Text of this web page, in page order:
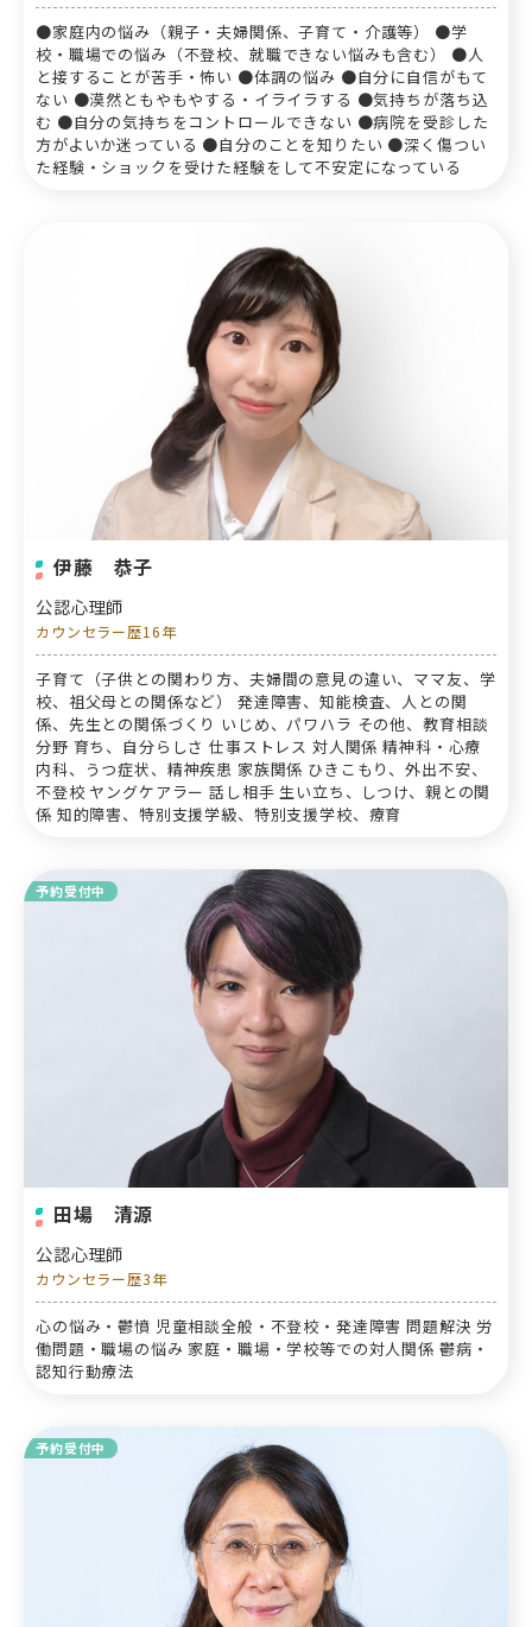
●家庭内の悩み（親子・夫婦関係、子育て・介護等） ●学
校・職場での悩み（不登校、就職できない悩みも含む） ●人
と接することが苦手・怖い ●体調の悩み ●自分に自信がもて
ない ●漠然ともやもやする・イライラする ●気持ちが落ち込
む ●自分の気持ちをコントロールできない ●病院を受診した
方がよいか迷っている ●自分のことを知りたい ●深く傷つい
た経験・ショックを受けた経験をして不安定になっている
伊藤 恭子
公認心理師
カウンセラー歴16年
子育て（子供との関わり方、夫婦間の意見の違い、ママ友、学
校、祖父母との関係など） 発達障害、知能検査、人との関
係、先生との関係づくり いじめ、パワハラ その他、教育相談
分野 育ち、自分らしさ 仕事ストレス 対人関係 精神科・心療
内科、うつ症状、精神疾患 家族関係 ひきこもり、外出不安、
不登校 ヤングケアラー 話し相手 生い立ち、しつけ、親との関
係 知的障害、特別支援学級、特別支援学校、療育
予約受付中
田場 清源
公認心理師
カウンセラー歴3年
心の悩み・鬱憤 児童相談全般・不登校・発達障害 問題解決 労
働問題・職場の悩み 家庭・職場・学校等での対人関係 鬱病・
認知行動療法
予約受付中